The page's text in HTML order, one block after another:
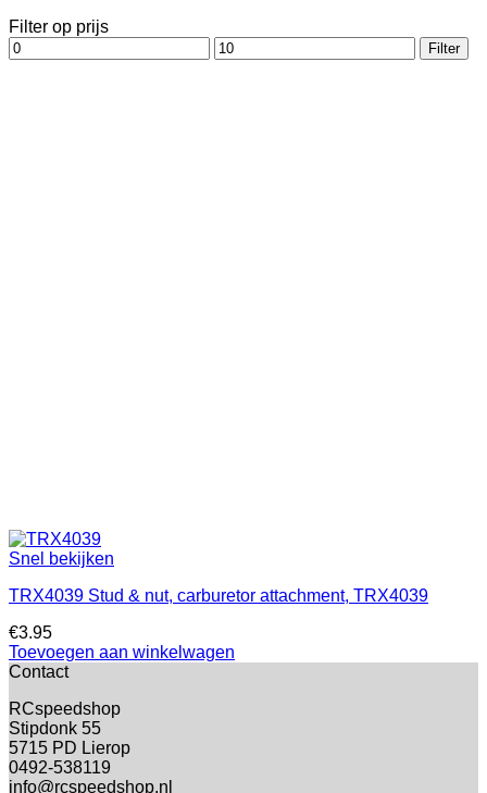
Filter op prijs
Min.
prijs
Max.
prijs
Filter
Snel bekijken
TRX4039 Stud & nut, carburetor attachment, TRX4039
€3.95
Toevoegen aan winkelwagen
Contact
RCspeedshop
Stipdonk 55
5715 PD Lierop
0492-538119
info@rcspeedshop.nl